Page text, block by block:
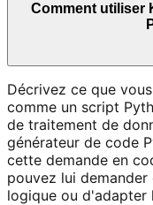
Comment utiliser
Décrivez ce que
comme un script
de traitement de
générateur de code
cette demande en
pouvez lui
logique ou